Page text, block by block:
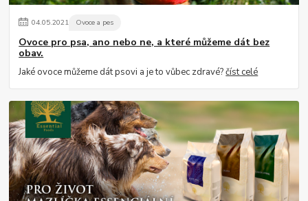
04.05.2021 Ovoce a pes
Ovoce pro psa, ano nebo ne, a které můžeme dát bez
obav.
Jaké ovoce můžeme dát psovi a je to vůbec zdravé?číst celé